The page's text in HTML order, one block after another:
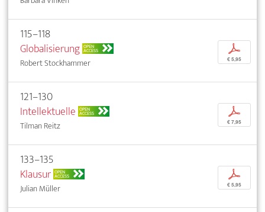
115–118
Globalisierung OPEN
ACCESS
Robert Stockhammer
p
€ 5,95
121–130
Intellektuelle OPEN
ACCESS
Tilman Reitz
p
€ 7,95
133–135
Klausur OPEN
ACCESS
Julian Müller
p
€ 5,95